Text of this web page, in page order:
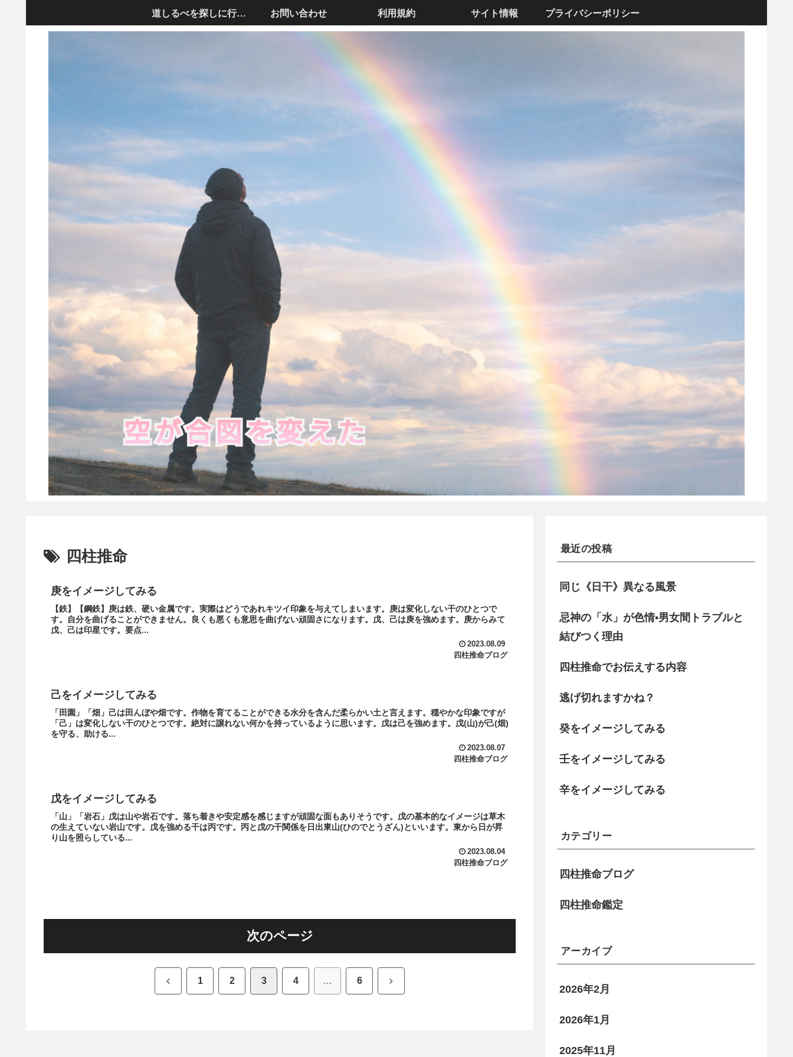
道しるべを探しに行きましょう お問い合わせ 利用規約 サイト情報 プライバシーポリシー
四柱推命
庚をイメージしてみる
【鉄】【鋼鉄】庚は鉄、硬い金属です。実際はどうであれキツイ印象を与えてしまいます。庚は変化しない干のひとつで
す。自分を曲げることができません。良くも悪くも意思を曲げない頑固さになります。戊、己は庚を強めます。庚からみて
戊、己は印星です。要点...
2023.08.09
四柱推命ブログ
己をイメージしてみる
「田園」「畑」己は田んぼや畑です。作物を育てることができる水分を含んだ柔らかい土と言えます。穏やかな印象ですが
「己」は変化しない干のひとつです。絶対に譲れない何かを持っているように思います。戊は己を強めます。戊(山)が己(畑)
を守る、助ける...
2023.08.07
四柱推命ブログ
戊をイメージしてみる
「山」「岩石」戊は山や岩石です。落ち着きや安定感を感じますが頑固な面もありそうです。戊の基本的なイメージは草木
の生えていない岩山です。戊を強める干は丙です。丙と戊の干関係を日出東山(ひのでとうざん)といいます。東から日が昇
り山を照らしている...
2023.08.04
四柱推命ブログ
次のページ
前 1 2 3 4 … 6 次
最近の投稿
同じ《日干》異なる風景
忌神の「水」が色情•男女間トラブルと
結びつく理由
四柱推命でお伝えする内容
逃げ切れますかね？
癸をイメージしてみる
壬をイメージしてみる
辛をイメージしてみる
カテゴリー
四柱推命ブログ
四柱推命鑑定
アーカイブ
2026年2月
2026年1月
2025年11月